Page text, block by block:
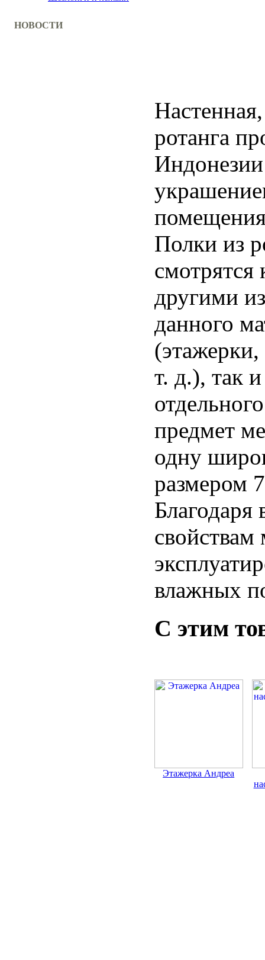
НОВОСТИ
ротанга
Полки из
смотрятся
другими
данного
(этажерки,
т. д.), так
предмет
одну
размером
Благодаря
свойствам
влажных
С этим
Этажерка Андреа